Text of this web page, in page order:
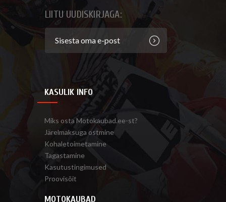
LIITU UUDISKIRJAGA:
KASULIK INFO
Miks osta Motokaubad.ee-st?
Järelmaksuga ostmine
Kohaletoimetamine
Tagastamine
Kasutustingimused
Proovisõit
MOTOKAUBAD